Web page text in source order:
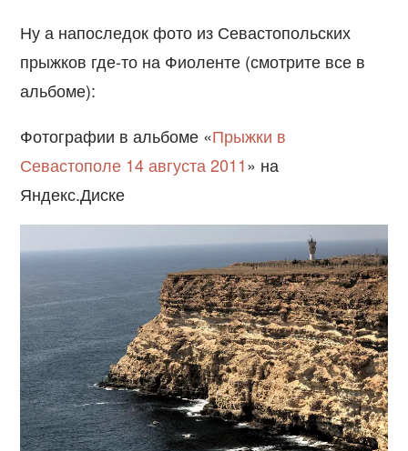
Ну а напоследок фото из Севастопольских
прыжков где-то на Фиоленте (смотрите все в
альбоме):
Фотографии в альбоме «Прыжки в
Севастополе 14 августа 2011» на
Яндекс.Диске